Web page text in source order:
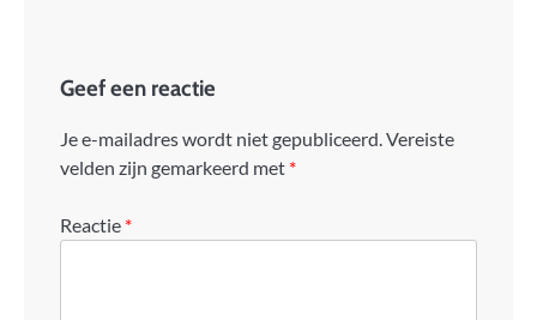
Geef een reactie
Je e-mailadres wordt niet gepubliceerd. Vereiste
velden zijn gemarkeerd met *
Reactie *